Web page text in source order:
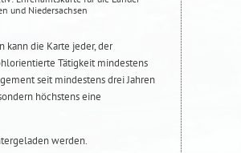
und Niedersachsen
kann die Karte jeder, der
Tätigkeit mindestens
seit mindestens drei Jahren
höchstens eine
werden.